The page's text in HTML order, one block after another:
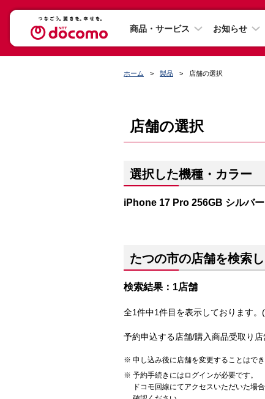
商品・サービス お知らせ
ホーム 製品 店舗の選択
店舗の選択
選択した機種・カラー
iPhone 17 Pro 256GB シルバー
たつの市の店舗を検索
検索結果：1店舗
全1件中1件目を表示しております。
予約申込する店舗/購入商品受取り店
申し込み後に店舗を変更することはでき
予約手続きにはログインが必要です。
ドコモ回線にてアクセスいただいた場